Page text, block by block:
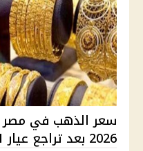
2026 بعد تراجع عيار 21 أمس